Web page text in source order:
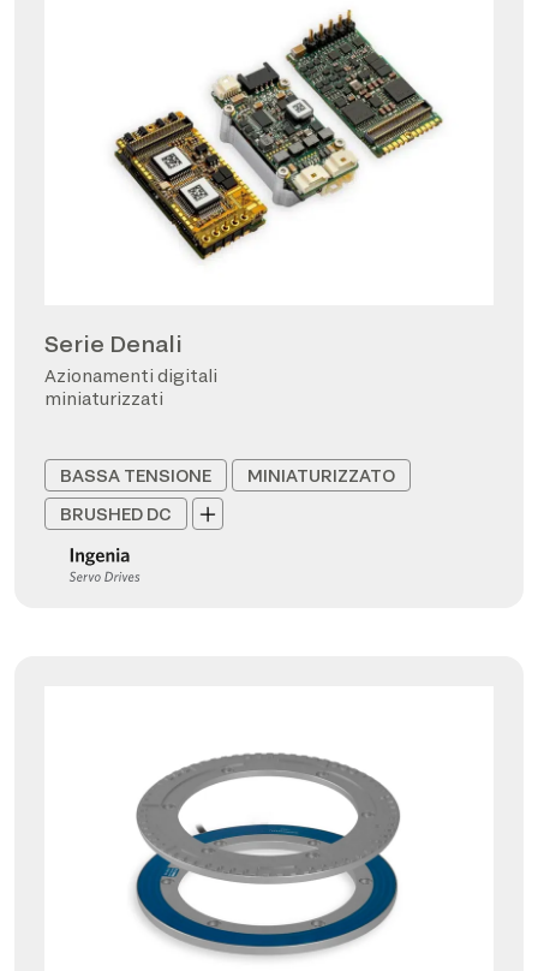
Serie Denali
Azionamenti digitali
miniaturizzati
BASSA TENSIONE
MINIATURIZZATO
BRUSHED DC